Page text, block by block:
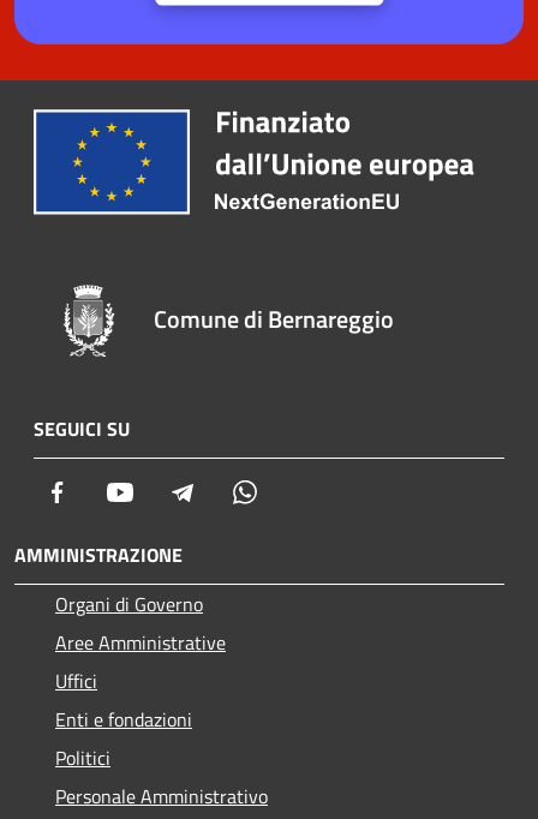
Comune di Bernareggio
SEGUICI SU
Facebook Youtube Telegram
AMMINISTRAZIONE
Organi di Governo
Aree Amministrative
Uffici
Enti e fondazioni
Politici
Personale Amministrativo